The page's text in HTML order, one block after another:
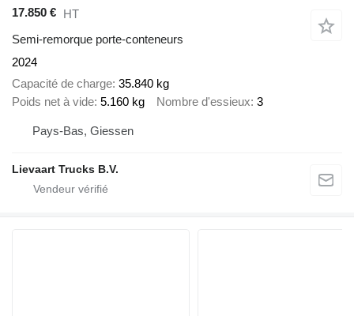
17.850 € HT
Semi-remorque porte-conteneurs
2024
Capacité de charge 35.840 kg
Poids net à vide 5.160 kg Nombre d'essieux 3
Pays-Bas, Giessen
Lievaart Trucks B.V.